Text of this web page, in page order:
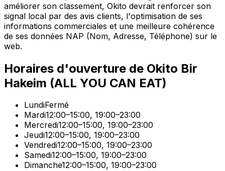
améliorer son classement, Okito devrait renforcer son
signal local par des avis clients, l'optimisation de ses
informations commerciales et une meilleure cohérence
de ses données NAP (Nom, Adresse, Téléphone) sur le
web.
Horaires d'ouverture de Okito Bir
Hakeim (ALL YOU CAN EAT)
LundiFermé
Mardi12:00–15:00, 19:00–23:00
Mercredi12:00–15:00, 19:00–23:00
Jeudi12:00–15:00, 19:00–23:00
Vendredi12:00–15:00, 19:00–23:00
Samedi12:00–15:00, 19:00–23:00
Dimanche12:00–15:00, 19:00–23:00